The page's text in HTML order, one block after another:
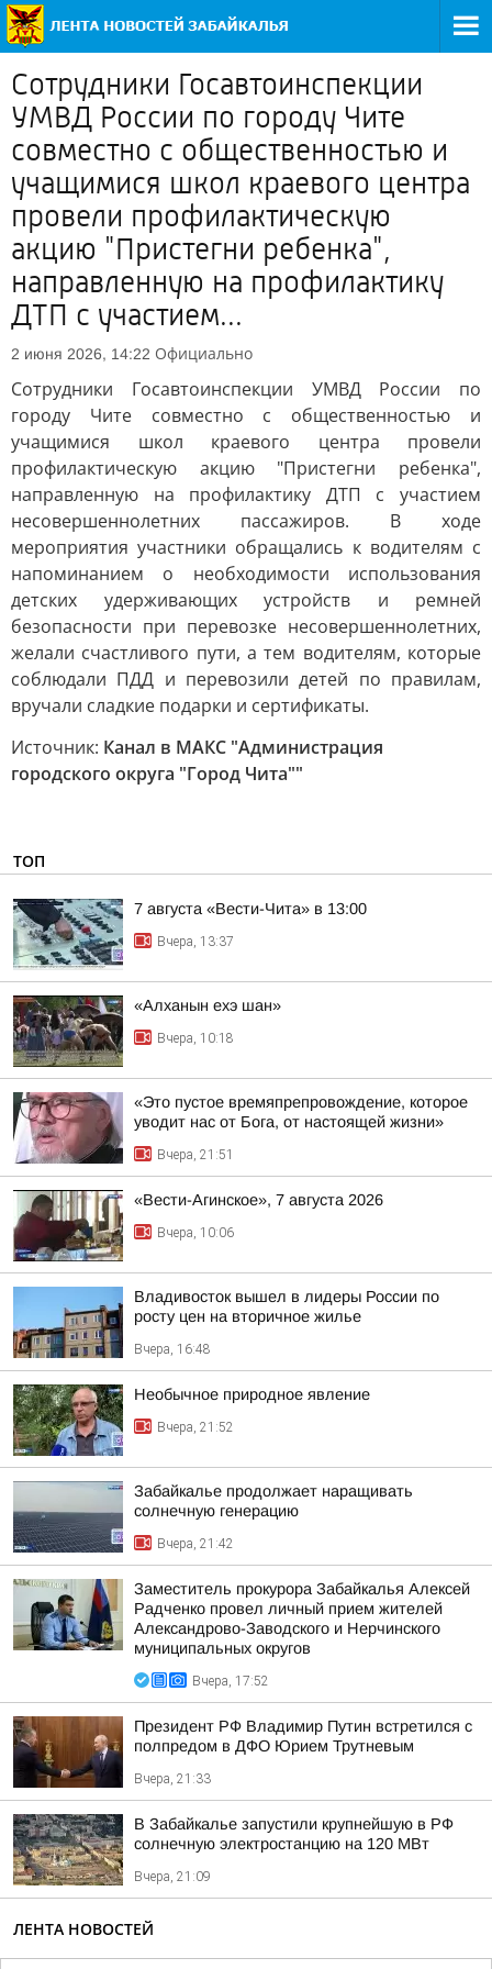
Сотрудники Госавтоинспекции
УМВД России по городу Чите
совместно с общественностью и
учащимися школ краевого центра
провели профилактическую
акцию "Пристегни ребенка",
направленную на профилактику
ДТП с участием...
2 июня 2026, 14:22 Официально
Сотрудники Госавтоинспекции УМВД России по
городу Чите совместно с общественностью и
учащимися школ краевого центра провели
профилактическую акцию "Пристегни ребенка",
направленную на профилактику ДТП с участием
несовершеннолетних пассажиров. В ходе
мероприятия участники обращались к водителям с
напоминанием о необходимости использования
детских удерживающих устройств и ремней
безопасности при перевозке несовершеннолетних,
желали счастливого пути, а тем водителям, которые
соблюдали ПДД и перевозили детей по правилам,
вручали сладкие подарки и сертификаты.
Источник: Канал в МАКС "Администрация
городского округа "Город Чита""
ТОП
7 августа «Вести-Чита» в 13:00
Вчера, 13:37
«Алханын ехэ шан»
Вчера, 10:18
«Это пустое времяпрепровождение, которое
уводит нас от Бога, от настоящей жизни»
Вчера, 21:51
«Вести-Агинское», 7 августа 2026
Вчера, 10:06
Владивосток вышел в лидеры России по
росту цен на вторичное жилье
Вчера, 16:48
Необычное природное явление
Вчера, 21:52
Забайкалье продолжает наращивать
солнечную генерацию
Вчера, 21:42
Заместитель прокурора Забайкалья Алексей
Радченко провел личный прием жителей
Александрово-Заводского и Нерчинского
муниципальных округов
Вчера, 17:52
Президент РФ Владимир Путин встретился с
полпредом в ДФО Юрием Трутневым
Вчера, 21:33
В Забайкалье запустили крупнейшую в РФ
солнечную электростанцию на 120 МВт
Вчера, 21:09
ЛЕНТА НОВОСТЕЙ